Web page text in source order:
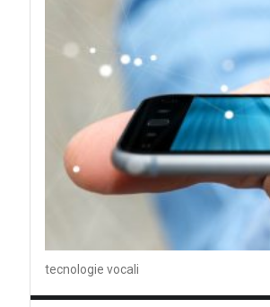
tecnologie vocali